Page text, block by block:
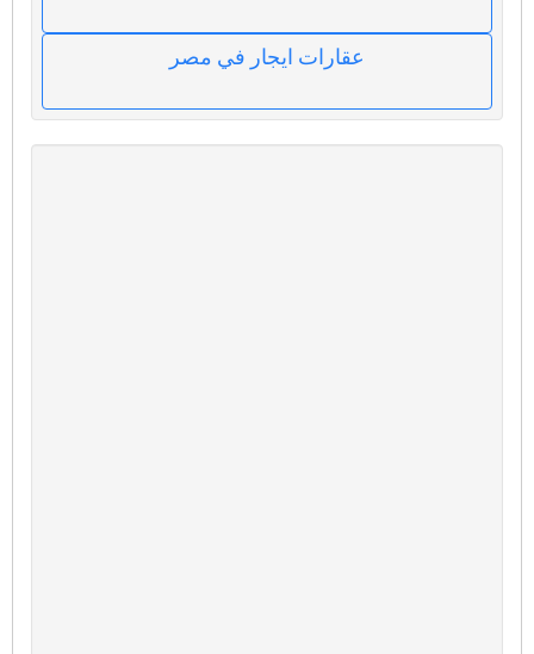
عقارات ايجار في مصر